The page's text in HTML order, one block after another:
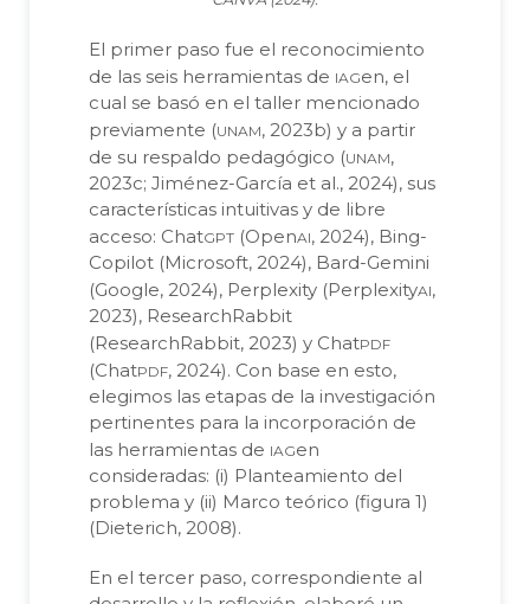
El primer paso fue el reconocimiento
de las seis herramientas de iagen, el
cual se basó en el taller mencionado
previamente (unam, 2023b) y a partir
de su respaldo pedagógico (unam,
2023c; Jiménez-García et al., 2024), sus
características intuitivas y de libre
acceso: Chatgpt (Openai, 2024), Bing-
Copilot (Microsoft, 2024), Bard-Gemini
(Google, 2024), Perplexity (Perplexityai,
2023), ResearchRabbit
(ResearchRabbit, 2023) y Chatpdf
(Chatpdf, 2024). Con base en esto,
elegimos las etapas de la investigación
pertinentes para la incorporación de
las herramientas de iagen
consideradas: (i) Planteamiento del
problema y (ii) Marco teórico (figura 1)
(Dieterich, 2008).
En el tercer paso, correspondiente al